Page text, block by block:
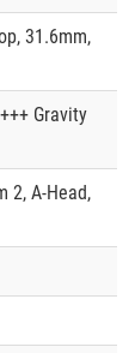
31.6mm,
Gravity
2, A-Head,